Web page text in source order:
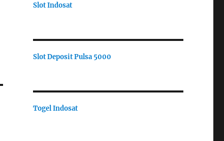
Slot Indosat
Slot Deposit Pulsa 5000
Togel Indosat